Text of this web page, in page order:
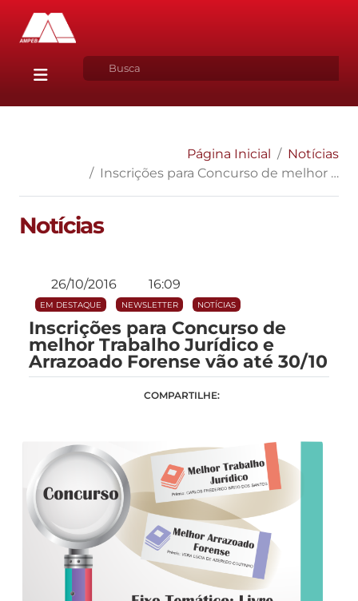
Página Inicial
Notícias
Inscrições para Concurso de melhor Trabalho Jurídico e Arrazoado Forense vão até 30/10
Notícias
26/10/2016 16:09
EM DESTAQUE NEWSLETTER NOTÍCIAS
Inscrições para Concurso de
melhor Trabalho Jurídico e
Arrazoado Forense vão até 30/10
COMPARTILHE: